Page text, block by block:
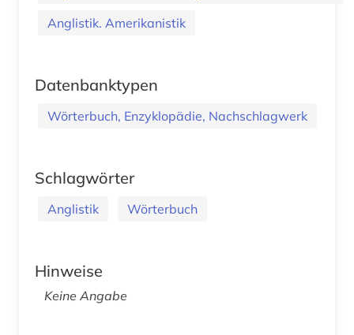
Anglistik. Amerikanistik
Datenbanktypen
Wörterbuch, Enzyklopädie, Nachschlagwerk
Schlagwörter
Anglistik Wörterbuch
Hinweise
Keine Angabe